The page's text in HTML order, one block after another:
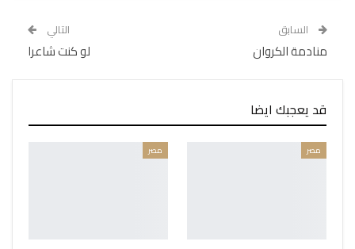
السابق
منادمة الكروان
التالي
لو كنت شاعرا
قد يعجبك ايضا
مصر مصر